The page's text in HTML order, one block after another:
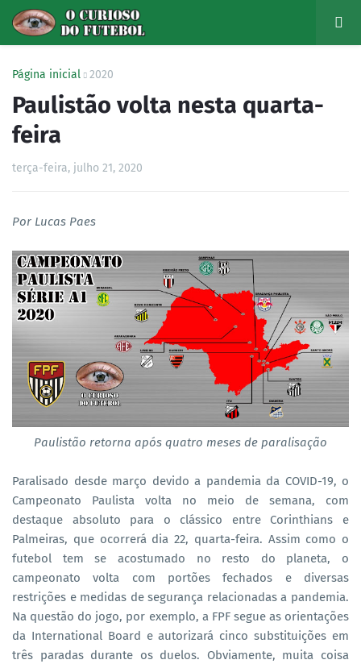
Página inicial 2020
Paulistão volta nesta quarta-
feira
terça-feira, julho 21, 2020
Por Lucas Paes
Paulistão retorna após quatro meses de paralisação
Paralisado desde março devido a pandemia da COVID-19, o
Campeonato Paulista volta no meio de semana, com
destaque absoluto para o clássico entre Corinthians e
Palmeiras, que ocorrerá dia 22, quarta-feira. Assim como o
futebol tem se acostumado no resto do planeta, o
campeonato volta com portões fechados e diversas
restrições e medidas de segurança relacionadas a pandemia.
Na questão do jogo, por exemplo, a FPF segue as orientações
da International Board e autorizará cinco substituições em
três paradas durante os duelos. Obviamente, muita coisa